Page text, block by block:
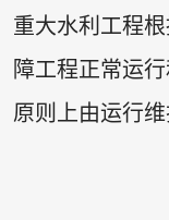
重大水利工程
障工程正常运
原则上由运行